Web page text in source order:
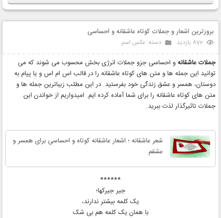
بروزترین اشعار و جملات کوتاه عاشقانه و احساسی
872 بازدید دسته: عکس اسم
جملات عاشقانه و احساسی جزو جملات انرژی بخش محسوب می شوند که می
توانید این جمله ها و متن های کوتاه عاشقانه را در قالب اس ام اس و یا پیام به
دوستان، همسر و عشق زندگی خود بفرستید. در این مطلب زیباترین جمله ها و
متن های کوتاه عاشقانه را برای شما آماده کرده ایم. امیدواریم از خواندن این
جملات تاثیرگذار لذت ببرید.
شعر عاشقانه ؛ اشعار عاشقانه کوتاه و احساسی برای همسر و
عشقم
******
ﺟﯿﺮ ﺟﯿﺮﮐﻬﺎ؛
ﯾﮏ ﮐﻠﻤﻪ ﺑﯿﺸﺘﺮ ﻧﺪﺍﺭﻧﺪ،
ﺑﺎ ﻫﻤﺎﻥ ﯾﮏ ﮐﻠﻤﻪ ﻫﻢ ﺑﯽ ﺷﮏ